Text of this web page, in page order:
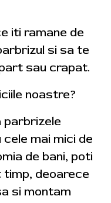
iti ramane de
si sa te
sau crapat.
noastre?
parbrizele
mai mici de
de bani, poti
deoarece
si montam